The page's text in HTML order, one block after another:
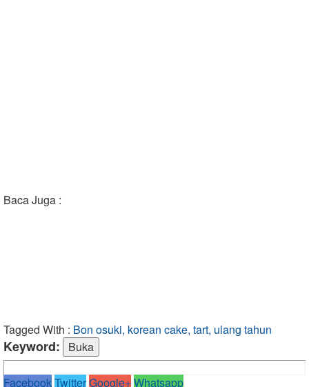
Baca Juga :
Tagged With : Bon osuki, korean cake, tart, ulang tahun
Keyword:
Facebook TwitterGoogle+Whatsapp